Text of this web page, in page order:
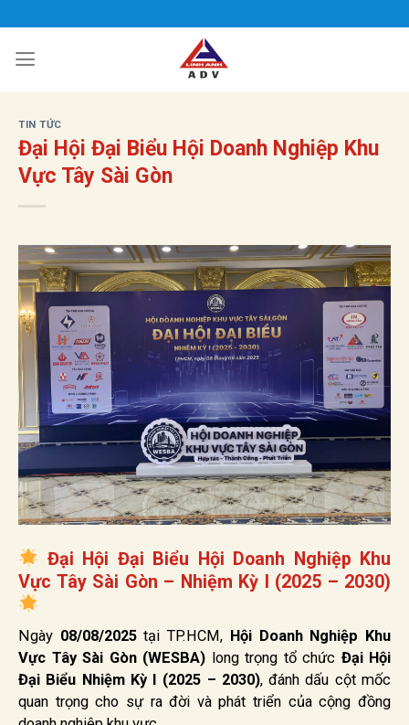
qua
nội
TIN TỨC
Đại Hội Đại Biểu Hội Doanh Nghiệp Khu
Vực Tây Sài Gòn
Đại Hội Đại Biểu Hội Doanh Nghiệp Khu
Vực Tây Sài Gòn – Nhiệm Kỳ I (2025 – 2030)
Ngày 08/08/2025tại TP.HCM, Hội Doanh Nghiệp Khu
Vực Tây Sài Gòn (WESBA) long trọng tổ chức Đại Hội
Đại Biểu Nhiệm Kỳ I (2025 – 2030), đánh dấu cột mốc
quan trọng cho sự ra đời và phát triển của cộng đồng